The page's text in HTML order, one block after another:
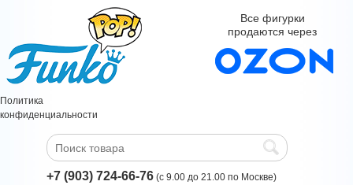
Политика
конфиденциальности
Все фигурки
продаются через
+7 (903) 724-66-76 (с 9.00 до 21.00 по Москве)